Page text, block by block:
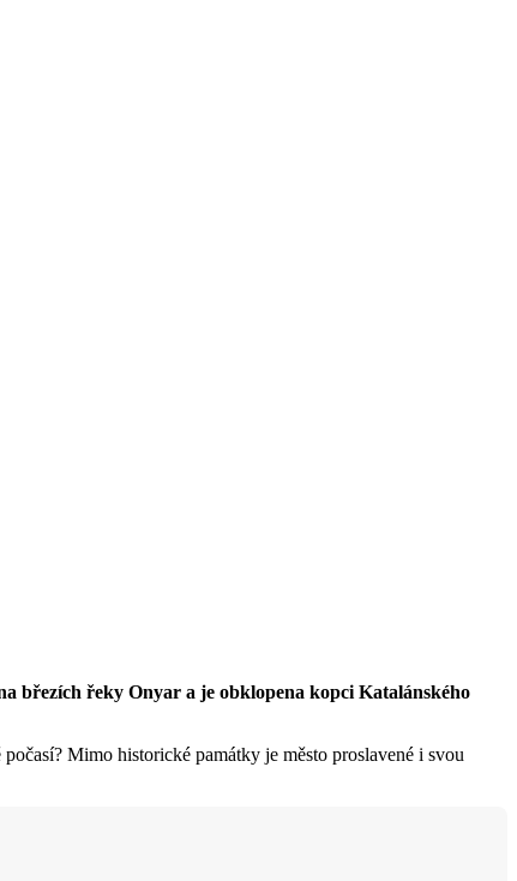
březích řeky Onyar a je obklopena kopci Katalánského
Mimo historické památky je město proslavené i svou